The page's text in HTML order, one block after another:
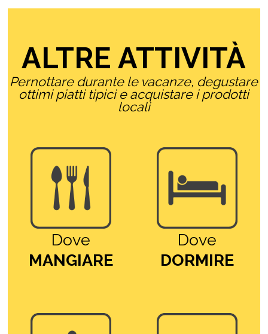
ALTRE ATTIVITÀ
Pernottare durante le vacanze, degustare
ottimi piatti tipici e acquistare i prodotti
locali
Dove
MANGIARE
Dove
DORMIRE